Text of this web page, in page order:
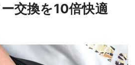
交換を10倍快適